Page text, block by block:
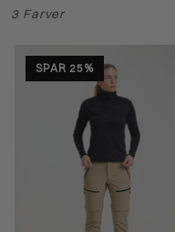
3 Farver
SPAR 25%